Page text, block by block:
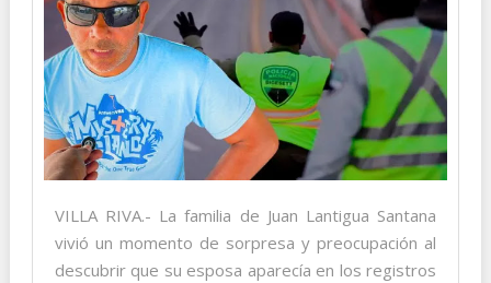
VILLA RIVA.- La familia de Juan Lantigua Santana
vivió un momento de sorpresa y preocupación al
descubrir que su esposa aparecía en los registros